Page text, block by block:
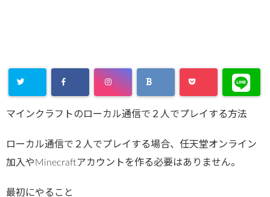
マインクラフトのローカル通信で２人でプレイする方法
ローカル通信で２人でプレイする場合、任天堂オンライン
加入やMinecraftアカウントを作る必要はありません。
最初にやること